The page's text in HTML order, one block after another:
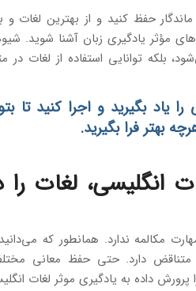
ماندگار حفظ کنید و از بهترین لغات
مؤثر یادگیری زبان آشنا شوید.
بلکه توانایی استفاده از لغات در
یاد بگیرید و اجرا کنید تا
بهتر فرا بگیرید.
انگلیسی، لغات
مکالمه ندارد. همانطور که
متناقض دارد. حتی حفظ معانی
داده به یادگیری موثر لغات